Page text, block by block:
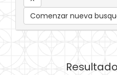
Comenzar nueva